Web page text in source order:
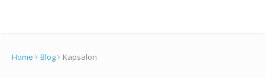
Home Blog Kapsalon